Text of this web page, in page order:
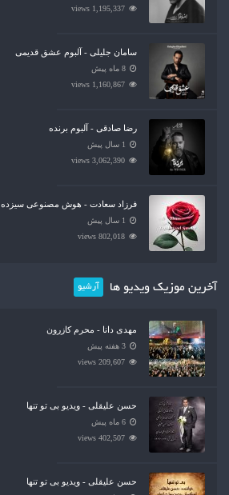
1,195,337 views
سامان جلیلی - آلبوم عشق قدیمی
8 ماه پیش
1,160,867 views
رضا صادقی - آلبوم برنده
1 سال پیش
3,062,390 views
فرزاد سعادت - هوش مصنوعی سیزده
1 سال پیش
802,018 views
آخرین موزیک ویدیو ها آرشیو
مهدی دانا - محرم کازرون
3 هفته پیش
209,607 views
حسن علیقلی - ویدیو بی تو تنها
6 ماه پیش
402,507 views
حسن علیقلی - ویدیو بی تو تنها